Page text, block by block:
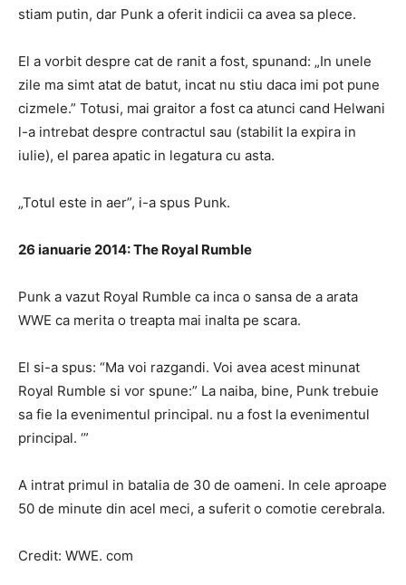
stiam putin, dar Punk a oferit indicii ca avea sa plece.
El a vorbit despre cat de ranit a fost, spunand: „In unele
zile ma simt atat de batut, incat nu stiu daca imi pot pune
cizmele.” Totusi, mai graitor a fost ca atunci cand Helwani
l-a intrebat despre contractul sau (stabilit la expira in
iulie), el parea apatic in legatura cu asta.
„Totul este in aer”, i-a spus Punk.
26 ianuarie 2014: The Royal Rumble
Punk a vazut Royal Rumble ca inca o sansa de a arata
WWE ca merita o treapta mai inalta pe scara.
El si-a spus: “Ma voi razgandi. Voi avea acest minunat
Royal Rumble si vor spune:” La naiba, bine, Punk trebuie
sa fie la evenimentul principal. nu a fost la evenimentul
principal. ‘”
A intrat primul in batalia de 30 de oameni. In cele aproape
50 de minute din acel meci, a suferit o comotie cerebrala.
Credit: WWE. com